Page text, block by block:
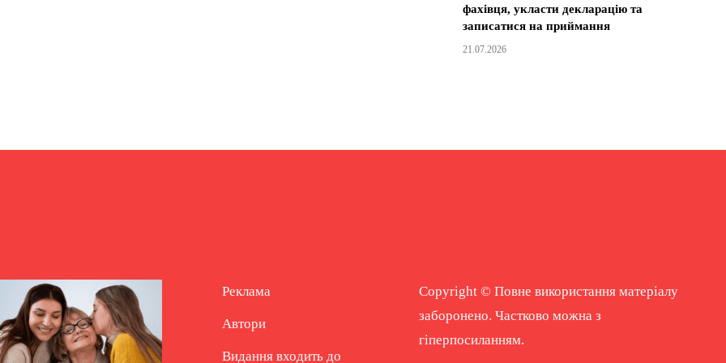
фахівця, укласти декларацію та
записатися на приймання
21.07.2026
Реклама
Автори
Видання входить до
Copyright © Повне використання матеріалу
заборонено. Частково можна з
гіперпосиланням.